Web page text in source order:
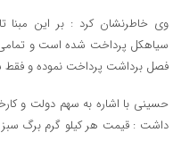
سیاهکل پرداخت شده است و تمامی
فصل برداشت پرداخت نموده و فقط
حسینی با اشاره به سهم دولت و
داشت : قیمت هر کیلو گرم برگ